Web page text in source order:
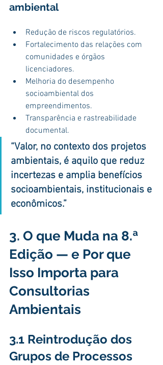
ambiental
Redução de riscos regulatórios.
Fortalecimento das relações com
comunidades e órgãos
licenciadores.
Melhoria do desempenho
socioambiental dos
empreendimentos.
Transparência e rastreabilidade
documental.
“Valor, no contexto dos projetos
ambientais, é aquilo que reduz
incertezas e amplia benefícios
socioambientais, institucionais e
econômicos.”
3. O que Muda na 8.ª
Edição — e Por que
Isso Importa para
Consultorias
Ambientais
3.1 Reintrodução dos
Grupos de Processos